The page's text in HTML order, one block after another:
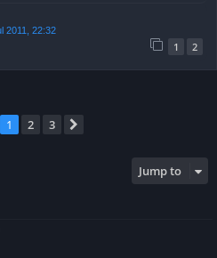
2011, 22:32
1 2
1 2 3
Jump to